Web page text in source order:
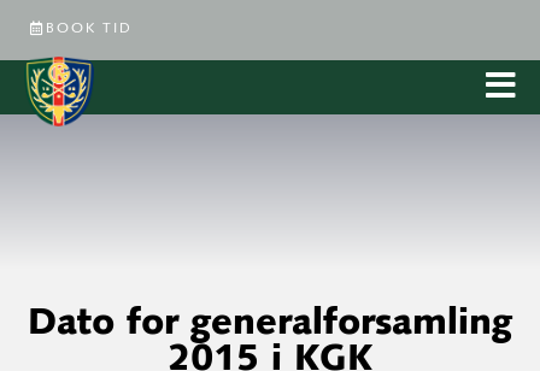
BOOK TID
Dato for generalforsamling
2015 i KGK